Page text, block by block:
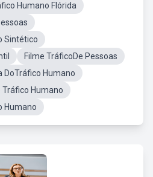
Humano Flórida
Sintético
Filme TráficoDe Pessoas
DoTráfico Humano
Tráfico Humano
Humano